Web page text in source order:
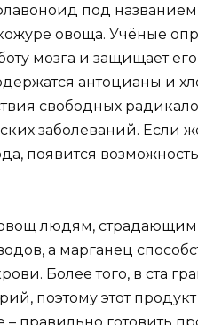
под
овоща. Учёные
мозга и защищает
антоцианы и
свободных
заболеваний. Если
появится
людям, страдающим
а марганец
Более того, в ста
поэтому этот